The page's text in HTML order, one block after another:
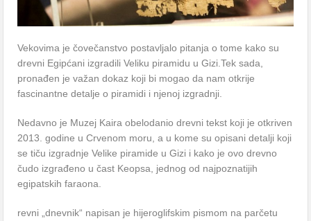
Vekovima je čovečanstvo postavljalo pitanja o tome kako su
drevni Egipćani izgradili Veliku piramidu u Gizi.Tek sada,
pronađen je važan dokaz koji bi mogao da nam otkrije
fascinantne detalje o piramidi i njenoj izgradnji.
Nedavno je Muzej Kaira obelodanio drevni tekst koji je otkriven
2013. godine u Crvenom moru, a u kome su opisani detalji koji
se tiču izgradnje Velike piramide u Gizi i kako je ovo drevno
čudo izgrađeno u čast Keopsa, jednog od najpoznatijih
egipatskih faraona.
revni „dnevnik“ napisan je hijeroglifskim pismom na parčetu